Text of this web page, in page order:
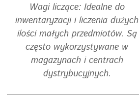
Wagi liczące: Idealne do
inwentaryzacji i liczenia dużych
ilości małych przedmiotów. Są
często wykorzystywane w
magazynach i centrach
dystrybucyjnych.